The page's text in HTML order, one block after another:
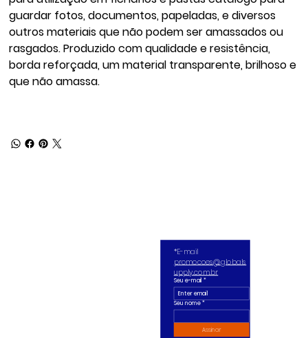
guardar fotos, documentos, papeladas, e diversos
outros materiais que não podem ser amassados ou
rasgados. Produzido com qualidade e resistência,
borda reforçada, um material transparente, brilhoso e
que não amassa.
promocoes@globals
upply.com.br
Seu e-mail *
Seu nome *
Assinar